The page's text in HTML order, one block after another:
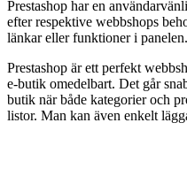
Prestashop har en
efter respektive webbshops
länkar eller funktioner i panelen.
Prestashop är ett perfekt
e-butik omedelbart. Det går
butik när både kategorier och
listor. Man kan även enkelt